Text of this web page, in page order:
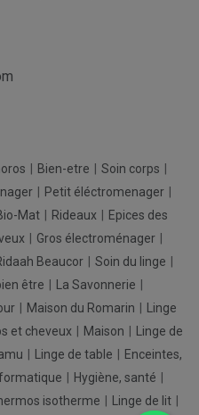
Bien-etre
Soin corps
Petit éléctromenager
Mat Rideaux
Epices des
Gros électroménager
Beaucor
Soin du linge
être
La Savonnerie
Maison du Romarin
Linge
et cheveux Maison
Linge de
Linge de table
Enceintes,
Hygiène, santé
isotherme Linge de lit